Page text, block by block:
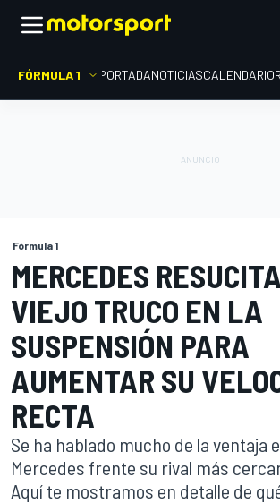
FÓRMULA 1 PORTADANOTICIASCALENDARIO
Fórmula 1
MERCEDES
VIEJO TRUCO EN LA
SUSPENSIÓN PARA
AUMENTAR SU
RECTA
Se ha hablado mucho de la ventaja
Mercedes frente su rival más
Aquí te mostramos en detalle de